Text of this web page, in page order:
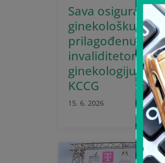
Sava osiguranje
ginekološku
prilagođenu
invaliditetom
ginekologiju i
KCCG
15. 6. 2026